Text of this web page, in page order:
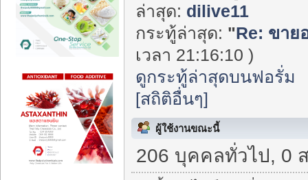
ล่าสุด: dilive11
กระทู้ล่าสุด: "Re: ขาย
เวลา 21:16:10 )
ดูกระทู้ล่าสุดบนฟอรั่ม
[สถิติอื่นๆ]
ผู้ใช้งานขณะนี้
206 บุคคลทั่วไป, 0